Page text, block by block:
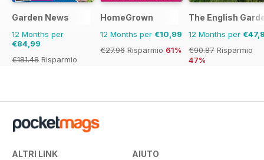
Garden News
12 Months per
€84,99
€181.48 Risparmio
HomeGrown
12 Months per €10,99
€27.96 Risparmio 61%
The English
12 Months per
€90.87 Risparmio
47%
ALTRI LINK AIUTO